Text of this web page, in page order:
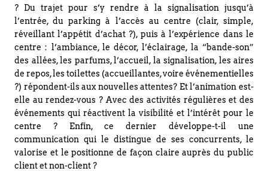
? Du trajet pour s’y rendre à la signalisation jusqu’à
l’entrée, du parking à l’accès au centre (clair, simple,
réveillant l’appétit d’achat ?), puis à l’expérience dans le
centre : l’ambiance, le décor, l’éclairage, la “bande-son”
des allées, les parfums, l’accueil, la signalisation, les aires
de repos, les toilettes (accueillantes, voire événementielles
?) répondent-ils aux nouvelles attentes? Et l’animation est-
elle au rendez-vous ? Avec des activités régulières et des
événements qui réactivent la visibilité et l’intérêt pour le
centre ? Enfin, ce dernier développe-t-il une
communication qui le distingue de ses concurrents, le
valorise et le positionne de façon claire auprès du public
client et non-client ?